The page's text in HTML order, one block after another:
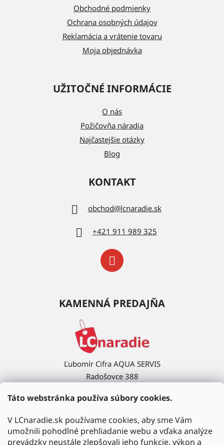
Táto webstránka používa súbory cookies.
V LCnaradie.sk používame cookies, aby sme Vám
umožnili pohodlné prehliadanie webu a vďaka analýze
prevádzky neustále zlepšovali jeho funkcie, výkon a
Obchodné podmienky
Ochrana osobných údajov
Reklamácia a vrátenie tovaru
Moja objednávka
UŽITOČNÉ INFORMÁCIE
O nás
Požičovňa náradia
Najčastejšie otázky
Blog
KONTAKT
obchod@lcnaradie.sk
+421 911 989 325
KAMENNÁ PREDAJŇA
Ľubomír Cifra AQUA SERVIS
Radošovce 388